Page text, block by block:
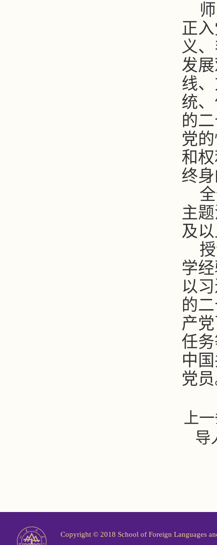
正
义
发
线
统
的
党
和
终
主
及
学
以
的
产
任
中
党
上
导
Copyright © 2018 School of Foreign Languages